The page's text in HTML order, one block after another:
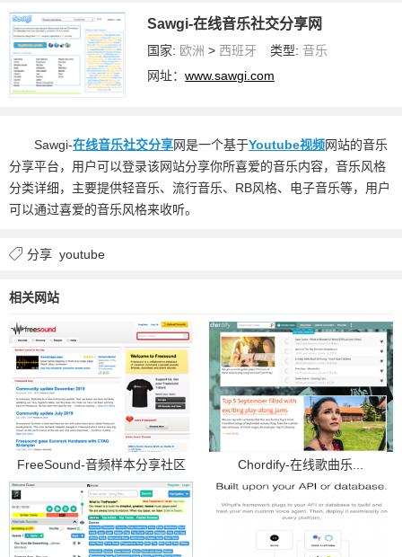
Sawgi-在线音乐社交分享网
国家: 欧洲 > 西班牙 类型: 音乐
网址：www.sawgi.com
Sawgi-在线音乐社交分享网是一个基于Youtube视频网站的音乐
分享平台，用户可以登录该网站分享你所喜爱的音乐内容，音乐风格
分类详细，主要提供轻音乐、流行音乐、RB风格、电子音乐等，用户
可以通过喜爱的音乐风格来收听。
分享 youtube
相关网站
FreeSound-音频样本分享社区 Chordify-在线歌曲乐...